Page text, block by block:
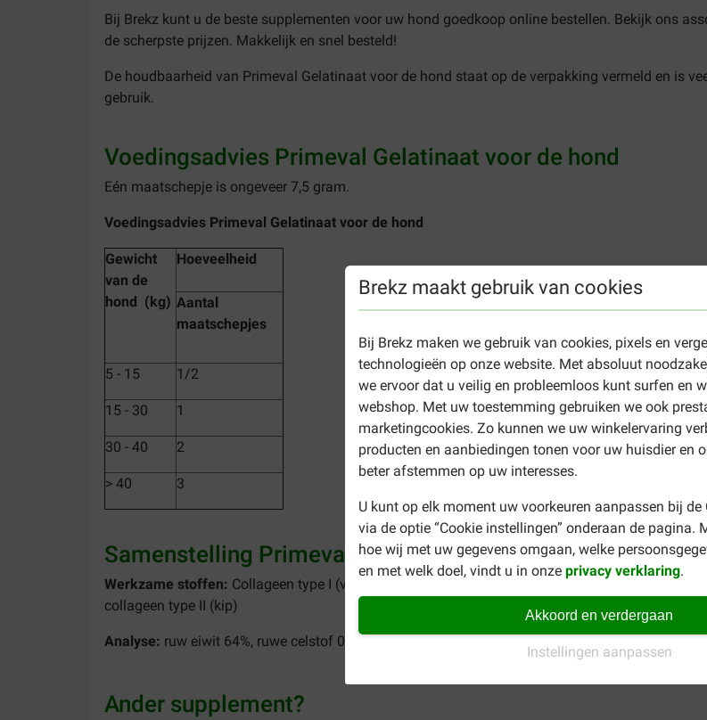
Brekz maakt gebruik van cookies
Bij Brekz maken we gebruik van cookies, pixels en
technologieën op onze website. Met absoluut
we ervoor dat u veilig en probleemloos kunt surfen en
webshop. Met uw toestemming gebruiken we ook
marketingcookies. Zo kunnen we uw winkelervaring
producten en aanbiedingen tonen voor uw huisdier en
beter afstemmen op uw interesses.
U kunt op elk moment uw voorkeuren aanpassen bij de
via de optie “Cookie instellingen” onderaan de pagina.
hoe wij met uw gegevens omgaan, welke
en met welk doel, vindt u in onze privacy verklaring.
Akkoord en verdergaan
Instellingen aanpassen
Bij Brekz kunt u de beste supplementen voor uw hond goedkoop online bestellen. Bekijk ons
de scherpste prijzen. Makkelijk en snel besteld!
De houdbaarheid van Primeval Gelatinaat voor de hond staat op de verpakking vermeld en is
gebruik.
Voedingsadvies Primeval Gelatinaat voor de hond
Eén maatschepje is ongeveer 7,5 gram.
Voedingsadvies Primeval Gelatinaat voor de hond
Gewicht
van de
hond (kg)
Hoeveelheid
Aantal
maatschepjes
5 - 15 1/2
15 - 30 1
30 - 40 2
> 40 3
Samenstelling Primeval Gelatinaat
Werkzame stoffen: Collageen type I (varken), tricalciumcitraat 4-hydraat, trimagnesium
collageen type II (kip)
Analyse: ruw eiwit 64%, ruwe celstof 0%, ruw vet 0%, ruwe as 10%
Ander supplement?